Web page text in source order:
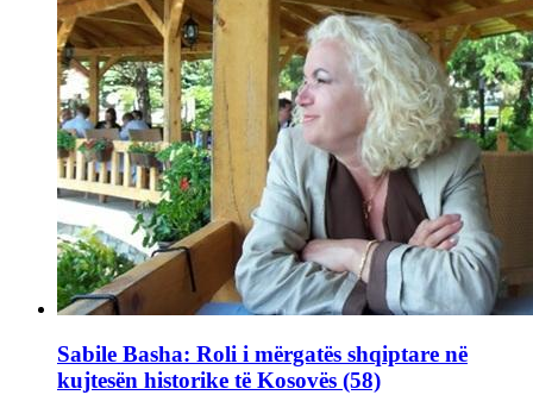
Sabile Basha: Roli i mërgatës shqiptare në
kujtesën historike të Kosovës (58)